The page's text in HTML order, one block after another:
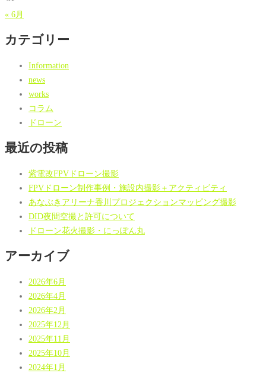
« 6月
カテゴリー
Information
news
works
コラム
ドローン
最近の投稿
紫電改FPVドローン撮影
FPVドローン制作事例・施設内撮影＋アクティビティ
あなぶきアリーナ香川プロジェクションマッピング撮影
DID夜間空撮と許可について
ドローン花火撮影・にっぽん丸
アーカイブ
2026年6月
2026年4月
2026年2月
2025年12月
2025年11月
2025年10月
2024年1月